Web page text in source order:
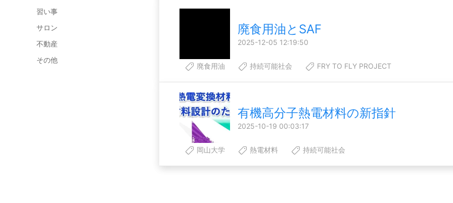
習い事
サロン
不動産
その他
廃食用油とSAF
2025-12-05 12:19:50
廃食用油 持続可能社会 FRY TO FLY PROJECT
有機高分子熱電材料の新指針
2025-10-19 00:03:17
岡山大学 熱電材料 持続可能社会